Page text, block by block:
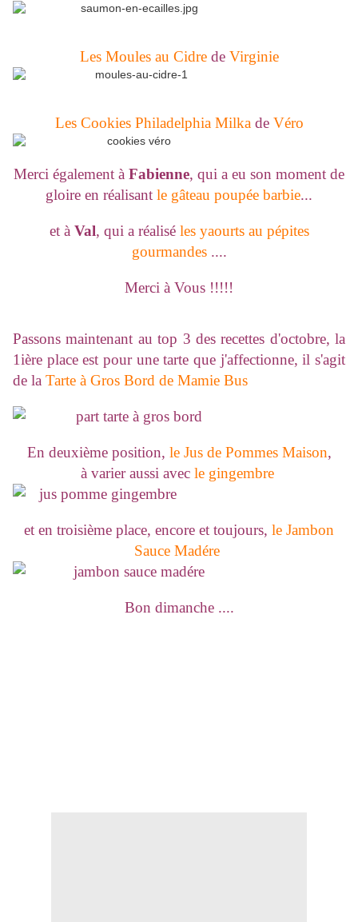
Les Moules au Cidrede Virginie
Les Cookies Philadelphia Milkade Véro
Merci également à Fabienne, qui a eu son moment de
gloire en réalisant le gâteau poupée barbie...
et à Val, qui a réalisé les yaourts au pépites
gourmandes....
Merci à Vous !!!!!
Passons maintenant au top 3 des recettes d'octobre, la
1ière place est pour une tarte que j'affectionne, il s'agit
de la Tarte à Gros Bord de Mamie Bus
En deuxième position, le Jus de Pommes Maison,
à varier aussi avec le gingembre
et en troisième place, encore et toujours, le Jambon
Sauce Madére
Bon dimanche ....